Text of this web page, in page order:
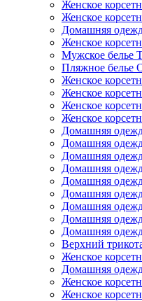
Женское
Женское
Домашняя
Женское
Мужское белье
Пляжное белье
Женское
Женское
Женское
Женское
Домашняя
Домашняя
Домашняя
Домашняя
Домашняя
Домашняя
Домашняя
Домашняя
Домашняя
Верхний
Женское
Домашняя
Женское
Женское